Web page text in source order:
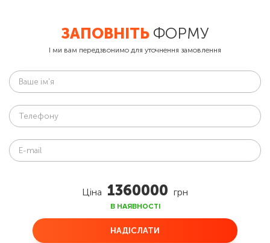
ЗАПОВНІТЬ ФОРМУ
І ми вам передзвонимо для уточнення замовлення
Ціна 1360000 грн
В НАЯВНОСТІ
НАДІСЛАТИ